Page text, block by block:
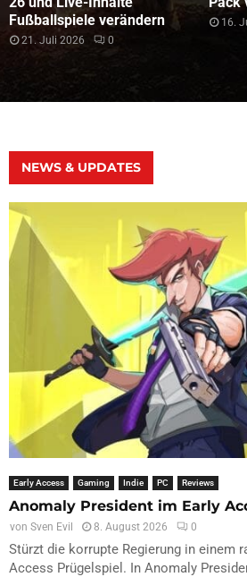
Fußballspiele verändern
21. Juli 2026 0
16.
NEWS & UPDATES
Early Access Gaming Indie PC Reviews
Anomaly President im Early
von Sven Evil 8. August 2026 0
Stürzt die korrupte Regierung in einem
Access Prügelspiel. In Anomaly